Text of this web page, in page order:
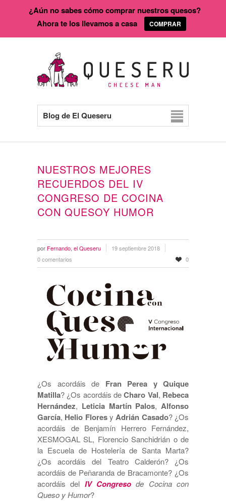
Blog de El Queseru
NUESTROS MEJORES
RECUERDOS DEL IV
CONGRESO DE COCINA
CON QUESOY HUMOR
por Fernando, el Queseru
19 septiembre 2018
0 comentarios
0
¿Os acordáis de Fran Perea y Quique
Matilla? ¿Os acordáis deCharo Val, Rebeca
Hernández, Leticia Martín Palos, Alfonso
García, Helio Floresy Adrián Casado? ¿Os
acordáis de Benjamín Herrero Fernández,
XESMOGAL SL, Florencio Sanchidrián o de
la Escuela de Hostelería de Santa Marta?
¿Os acordáis del Teatro Calderón? ¿Os
acordáis de Peñaranda de Bracamonte? ¿Os
acordáis del IV Congreso de Cocina con
Queso y Humor?
¿Aún no sabes cómo comprar nuestros quesos?
Ahora te los llevamos a casa
COMPRAR